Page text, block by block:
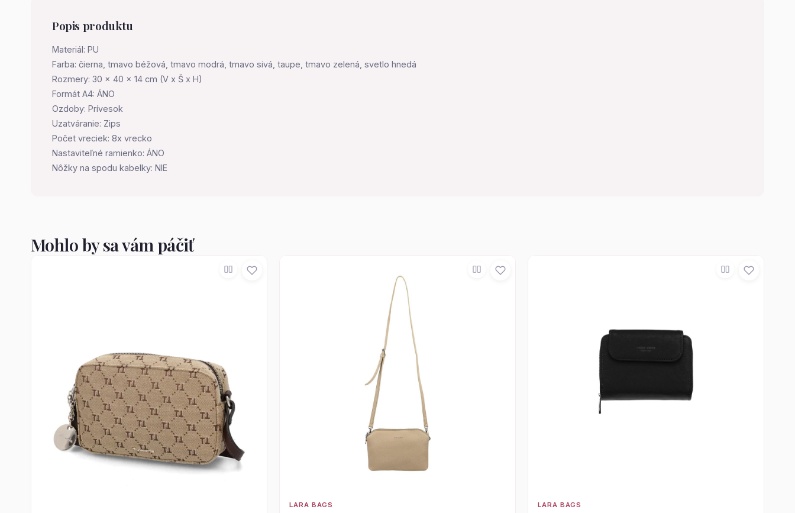
Popis produktu
Materiál: PU
Farba: čierna, tmavo béžová, tmavo modrá, tmavo sivá, taupe, tmavo zelená, svetlo hnedá
Rozmery: 30 x 40 x 14 cm (V x Š x H)
Formát A4: ÁNO
Ozdoby: Prívesok
Uzatváranie: Zips
Počet vreciek: 8x vrecko
Nastaviteľné ramienko: ÁNO
Nôžky na spodu kabelky: NIE
Mohlo by sa vám páčiť
LARA BAGS LARA BAGS